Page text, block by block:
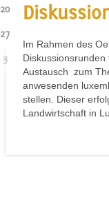
20
27
3
Im Rahmen des
Austausch zum
anwesenden
stellen. Dieser
Landwirtschaft in